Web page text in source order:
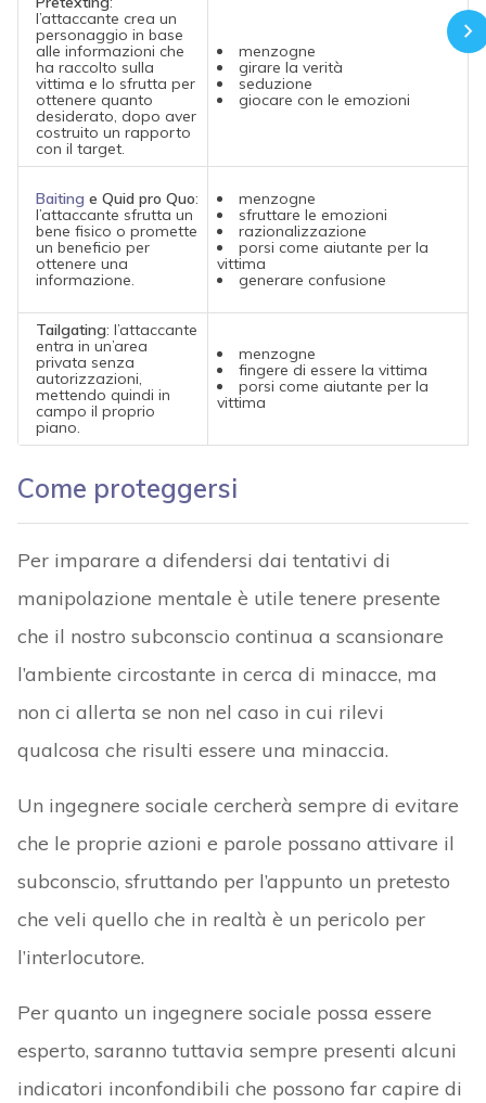
l’attaccante crea un
personaggio in base
alle informazioni che
ha raccolto sulla
vittima e lo sfrutta per
ottenere quanto
desiderato, dopo aver
costruito un rapporto
con il target.
menzogne
girare la verità
seduzione
giocare con le emozioni
Baiting e Quid pro Quo:
l’attaccante sfrutta un
bene fisico o promette
un beneficio per
ottenere una
informazione.
menzogne
sfruttare le emozioni
razionalizzazione
porsi come aiutante per la
vittima
generare confusione
Tailgating: l’attaccante
entra in un’area
privata senza
autorizzazioni,
mettendo quindi in
campo il proprio
piano.
menzogne
fingere di essere la vittima
porsi come aiutante per la
vittima
Come proteggersi
Per imparare a difendersi dai tentativi di
manipolazione mentale è utile tenere presente
che il nostro subconscio continua a scansionare
l’ambiente circostante in cerca di minacce, ma
non ci allerta se non nel caso in cui rilevi
qualcosa che risulti essere una minaccia.
Un ingegnere sociale cercherà sempre di evitare
che le proprie azioni e parole possano attivare il
subconscio, sfruttando per l’appunto un pretesto
che veli quello che in realtà è un pericolo per
l’interlocutore.
Per quanto un ingegnere sociale possa essere
esperto, saranno tuttavia sempre presenti alcuni
indicatori inconfondibili che possono far capire di